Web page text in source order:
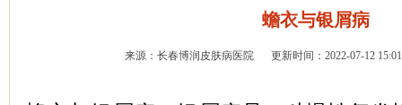
蟾衣与银屑病
来源：长春博润皮肤病医院 更新时间：2022-07-12